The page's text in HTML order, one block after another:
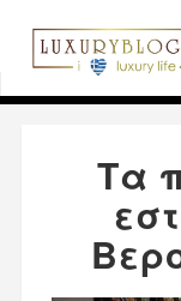
Αρχική σελίδα
πολυτελή
Τα